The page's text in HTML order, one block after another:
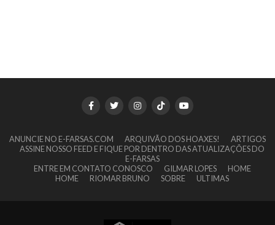
ANUNCIE NO E-FARSAS.COM ARQUIVÃO DOS HOAXES!
ARTIGOS
ASSINE NOSSO FEED E FIQUE POR DENTRO DAS ATUALIZAÇÕES DO
E-FARSAS
ENTRE EM CONTATO CONOSCO
GILMAR LOPES
HOME
HOME
RIOMAR BRUNO SOBRE ULTIMAS